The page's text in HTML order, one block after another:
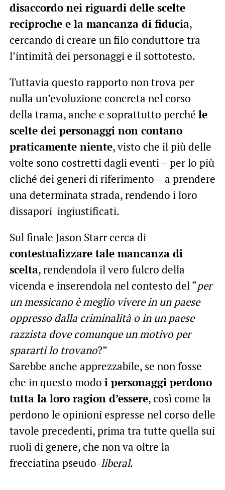
disaccordo nei riguardi delle scelte
reciproche e la mancanza di fiducia,
cercando di creare un filo conduttore tra
l’intimità dei personaggi e il sottotesto.
Tuttavia questo rapporto non trova per
nulla un’evoluzione concreta nel corso
della trama, anche e soprattutto perché le
scelte dei personaggi non contano
praticamente niente, visto che il più delle
volte sono costretti dagli eventi – per lo più
cliché dei generi di riferimento – a prendere
una determinata strada, rendendo i loro
dissapori ingiustificati.
Sul finale Jason Starr cerca di
contestualizzare tale mancanza di
scelta, rendendola il vero fulcro della
vicenda e inserendola nel contesto del “per
un messicano è meglio vivere in un paese
oppresso dalla criminalità o in un paese
razzista dove comunque un motivo per
spararti lo trovano?”
Sarebbe anche apprezzabile, se non fosse
che in questo modo i personaggi perdono
tutta la loro ragion d’essere, così come la
perdono le opinioni espresse nel corso delle
tavole precedenti, prima tra tutte quella sui
ruoli di genere, che non va oltre la
frecciatina pseudo-liberal.